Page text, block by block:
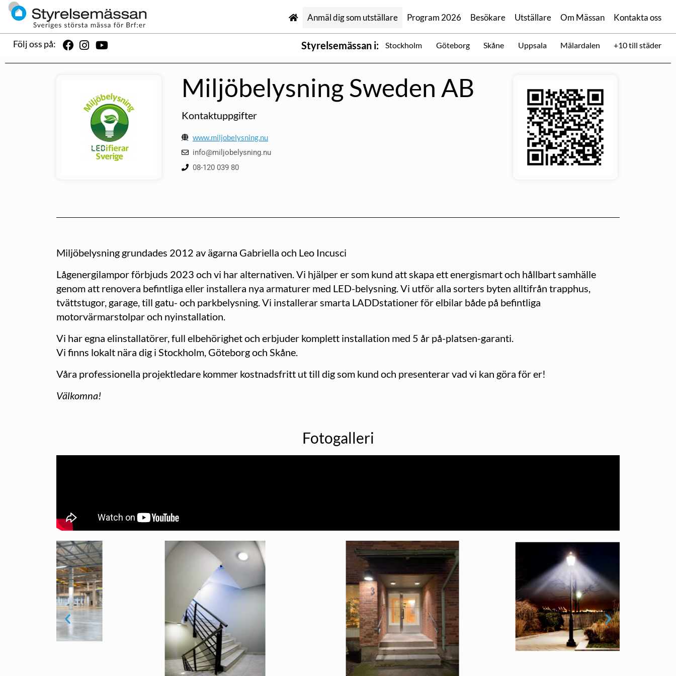
Anmäl dig som utställare Program 2026 Besökare Utställare Om Mässan Kontakta oss
Följ oss på: Styrelsemässan i: Stockholm Göteborg Skåne Uppsala Mälardalen +10 till städer
Miljöbelysning Sweden AB
Kontaktuppgifter
www.miljobelysning.nu
info@miljobelysning.nu
08-120 039 80
Miljöbelysning grundades 2012 av ägarna Gabriella och Leo Incusci
Lågenergilampor förbjuds 2023 och vi har alternativen. Vi hjälper er som kund att skapa ett energismart och hållbart samhälle
genom att renovera befintliga eller installera nya armaturer med LED-belysning. Vi utför alla sorters byten alltifrån trapphus,
tvättstugor, garage, till gatu- och parkbelysning. Vi installerar smarta LADDstationer för elbilar både på befint­liga
motorvärmarstolpar och nyinstallation.
Vi har egna elinstallatörer, full elbehörighet och erbjuder komplett installation med 5 år på-platsen-garanti.
Vi finns lokalt nära dig i Stockholm, Göteborg och Skåne.
Våra professionella projektledare kommer kostnadsfritt ut till dig som kund och presenterar vad vi kan göra för er!
Välkomna!
Fotogalleri